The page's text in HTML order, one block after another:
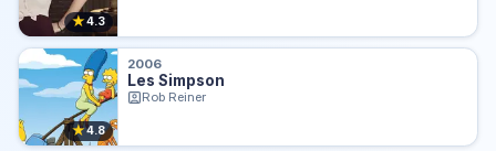
★4.3
★4.8
2006
Les Simpson
Rob Reiner